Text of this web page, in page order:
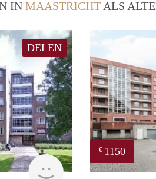
IN MAASTRICHT ALS
DELEN
finder
€ 1150